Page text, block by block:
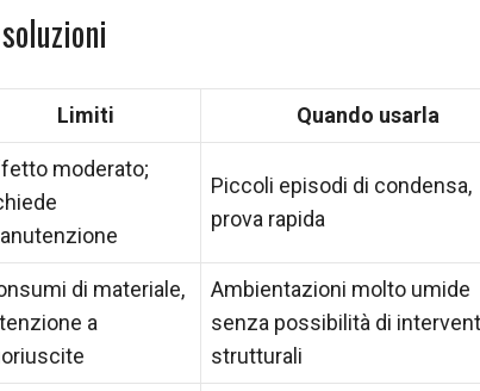
Limiti Quando usarla
moderato;
Piccoli episodi di condensa,
prova rapida
di materiale,
a
Ambientazioni molto umide
senza possibilità di
strutturali